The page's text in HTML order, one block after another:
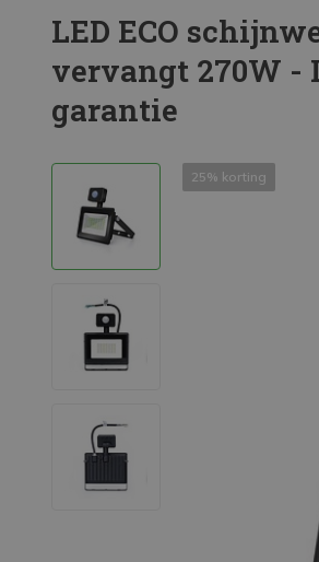
LED Panelen
LED Plafondlampen en
LED High Bay lampen
LED Strips
LED Noodverlichting
Mega Sale
Verduurzaming
LED ECO
vervangt 270W -
garantie
25% korting